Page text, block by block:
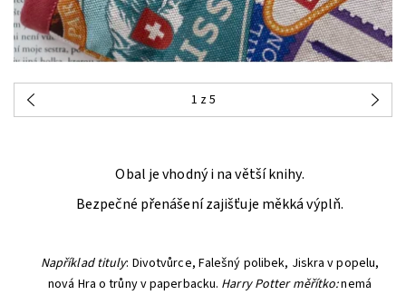
1 z 5
Obal je vhodný i na větší knihy.
Bezpečné přenášení zajišťuje měkká výplň.
Například tituly: Divotvůrce, Falešný polibek, Jiskra v popelu,
nová Hra o trůny v paperbacku. Harry Potter měřítko:nemá